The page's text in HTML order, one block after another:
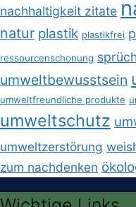
nachhaltigkeit zitate
natur plastik plastikfrei
ressourcenschonung
umweltbewusstsein
umweltfreundliche produkte
umweltschutz
umweltzerstörung
zum nachdenken